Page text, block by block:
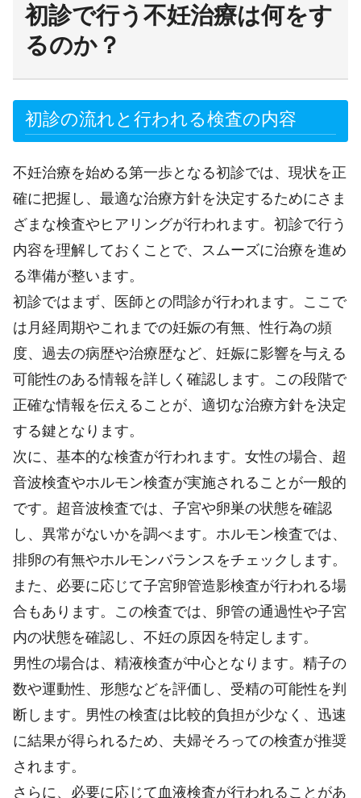
初診で行う不妊治療は何をす
るのか？
初診の流れと行われる検査の内容
不妊治療を始める第一歩となる初診では、現状を正
確に把握し、最適な治療方針を決定するためにさま
ざまな検査やヒアリングが行われます。初診で行う
内容を理解しておくことで、スムーズに治療を進め
る準備が整います。
初診ではまず、医師との問診が行われます。ここで
は月経周期やこれまでの妊娠の有無、性行為の頻
度、過去の病歴や治療歴など、妊娠に影響を与える
可能性のある情報を詳しく確認します。この段階で
正確な情報を伝えることが、適切な治療方針を決定
する鍵となります。
次に、基本的な検査が行われます。女性の場合、超
音波検査やホルモン検査が実施されることが一般的
です。超音波検査では、子宮や卵巣の状態を確認
し、異常がないかを調べます。ホルモン検査では、
排卵の有無やホルモンバランスをチェックします。
また、必要に応じて子宮卵管造影検査が行われる場
合もあります。この検査では、卵管の通過性や子宮
内の状態を確認し、不妊の原因を特定します。
男性の場合は、精液検査が中心となります。精子の
数や運動性、形態などを評価し、受精の可能性を判
断します。男性の検査は比較的負担が少なく、迅速
に結果が得られるため、夫婦そろっての検査が推奨
されます。
さらに、必要に応じて血液検査が行われることがあ